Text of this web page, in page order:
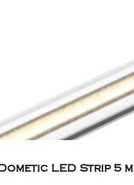
Dometic LED Strip 5 m